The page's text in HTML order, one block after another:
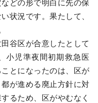
どの形で明白に先の保
状況です。果たして、
谷区が合意したとして
小児準夜間初期救急医
とになったのは、区が
が進める廃止方針に対
るため、区がやむなく